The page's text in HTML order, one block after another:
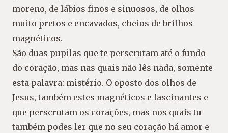
moreno, de lábios finos e sinuosos, de olhos
muito pretos e encavados, cheios de brilhos
magnéticos.
São duas pupilas que te perscrutam até o fundo
do coração, mas nas quais não lês nada, somente
esta palavra: mistério. O oposto dos olhos de
Jesus, também estes magnéticos e fascinantes e
que perscrutam os corações, mas nos quais tu
também podes ler que no seu coração há amor e